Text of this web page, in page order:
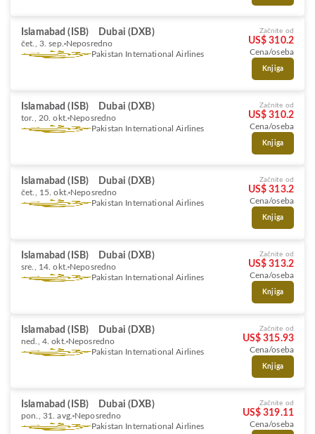
Islamabad (ISB) Dubai (DXB)
čet., 3. sep. Neposredno
Pakistan International Airlines
Začnite od
US$ 310.2
Cena/oseba
Knjiga
Islamabad (ISB) Dubai (DXB)
tor., 20. okt. Neposredno
Pakistan International Airlines
Začnite od
US$ 310.2
Cena/oseba
Knjiga
Islamabad (ISB) Dubai (DXB)
čet., 15. okt. Neposredno
Pakistan International Airlines
Začnite od
US$ 313.2
Cena/oseba
Knjiga
Islamabad (ISB) Dubai (DXB)
sre., 14. okt. Neposredno
Pakistan International Airlines
Začnite od
US$ 313.2
Cena/oseba
Knjiga
Islamabad (ISB) Dubai (DXB)
ned., 4. okt. Neposredno
Pakistan International Airlines
Začnite od
US$ 315.93
Cena/oseba
Knjiga
Islamabad (ISB) Dubai (DXB)
pon., 31. avg. Neposredno
Pakistan International Airlines
Začnite od
US$ 319.11
Cena/oseba